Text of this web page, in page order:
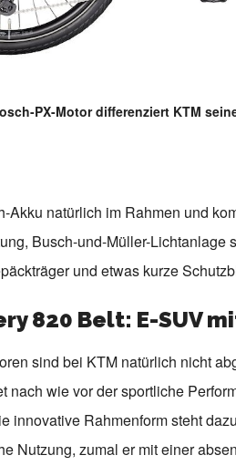
PX-Motor differenziert KTM
Akku natürlich im Rahmen und
Busch-und-Müller-
und etwas kurze
820 Belt: E-SUV
sind bei KTM natürlich nicht
nach wie vor der sportliche
innovative Rahmenform steht
Nutzung, zumal er mit einer